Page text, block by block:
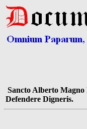
Sancto Alberto
Defendere Digneris.